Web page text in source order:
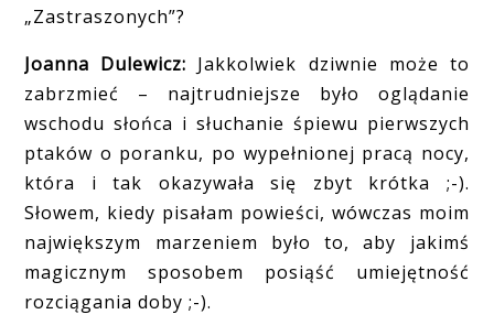
„Zastraszonych”?
Joanna Dulewicz: Jakkolwiek dziwnie może to
zabrzmieć – najtrudniejsze było oglądanie
wschodu słońca i słuchanie śpiewu pierwszych
ptaków o poranku, po wypełnionej pracą nocy,
która i tak okazywała się zbyt krótka ;-).
Słowem, kiedy pisałam powieści, wówczas moim
największym marzeniem było to, aby jakimś
magicznym sposobem posiąść umiejętność
rozciągania doby ;-).